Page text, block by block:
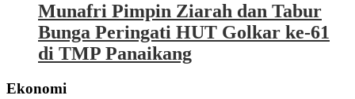
Munafri Pimpin Ziarah dan Tabur
Bunga Peringati HUT Golkar ke-61
di TMP Panaikang
Ekonomi